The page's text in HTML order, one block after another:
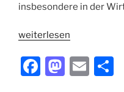
insbesondere in der
„„An
nicht
zu
weiterlesen
F
M E